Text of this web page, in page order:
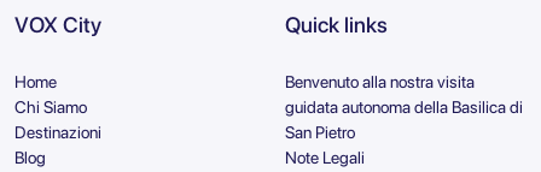
VOX City
Home
Chi Siamo
Destinazioni
Blog
Quick links
Benvenuto alla nostra visita
guidata autonoma della Basilica di
San Pietro
Note Legali